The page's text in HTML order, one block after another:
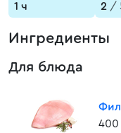
1 ч
2 /
Ингредиенты
Для блюда
400